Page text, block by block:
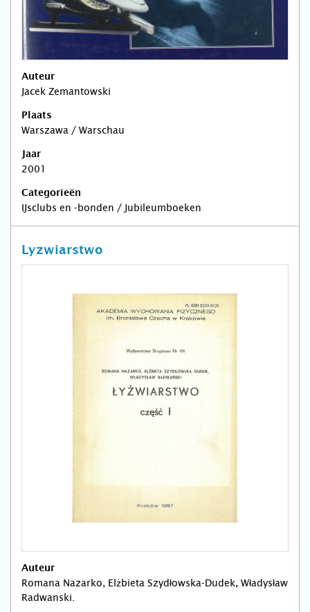
Auteur
Jacek Zemantowski
Plaats
Warszawa / Warschau
Jaar
2001
Categorieën
IJsclubs en -bonden / Jubileumboeken
Lyzwiarstwo
Auteur
Romana Nazarko, Elżbieta Szydłowska-Dudek, Władysław
Radwanski.